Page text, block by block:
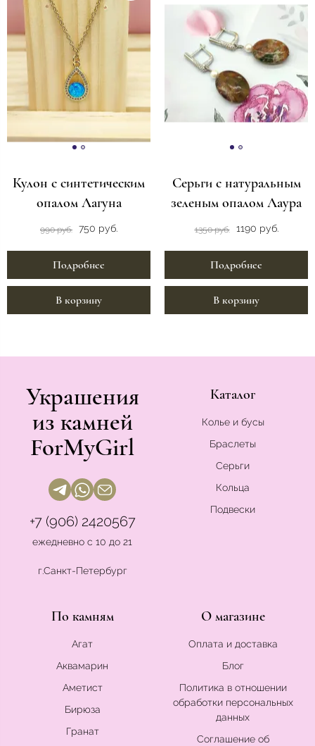
Кулон с синтетическим
опалом Лагуна
990 руб. 750 руб.
Подробнее
В корзину
Серьги с натуральным
зеленым опалом Лаура
1350 руб. 1190 руб.
Подробнее
В корзину
Украшения
из камней
ForMyGirl
+7 (906) 2420567
ежедневно с 10 до 21
г.Санкт-Петербург
Каталог
Колье и бусы
Браслеты
Серьги
Кольца
Подвески
По камням
Агат
Аквамарин
Аметист
Бирюза
Гранат
О магазине
Оплата и доставка
Блог
Политика в отношении
обработки персональных
данных
Соглашение об